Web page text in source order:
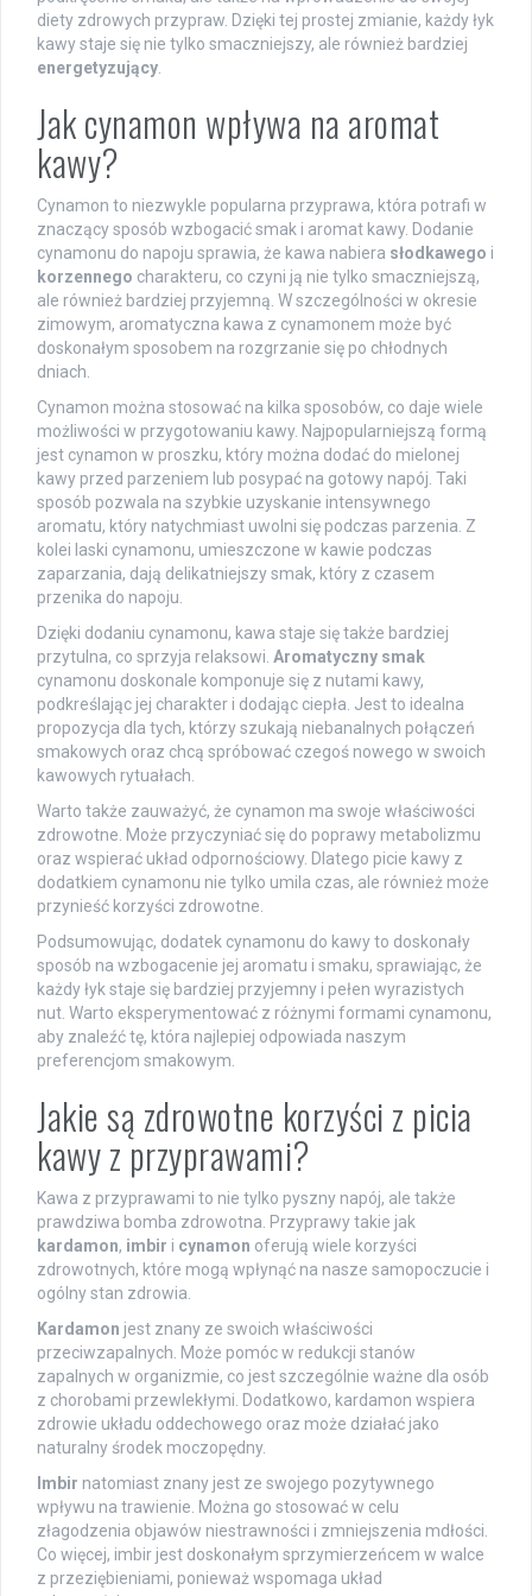
diety zdrowych przypraw. Dzięki tej prostej zmianie, każdy łyk
kawy staje się nie tylko smaczniejszy, ale również bardziej
energetyzujący
Jak cynamon wpływa na aromat
kawy?
Cynamon to niezwykle popularna przyprawa, która potrafi w
znaczący sposób wzbogacić smak i aromat kawy. Dodanie
cynamonu do napoju sprawia, że kawa nabiera słodkawego i
korzennego charakteru, co czyni ją nie tylko smaczniejszą,
ale również bardziej przyjemną. W szczególności w okresie
zimowym, aromatyczna kawa z cynamonem może być
doskonałym sposobem na rozgrzanie się po chłodnych
dniach.
Cynamon można stosować na kilka sposobów, co daje wiele
możliwości w przygotowaniu kawy. Najpopularniejszą formą
jest cynamon w proszku, który można dodać do mielonej
kawy przed parzeniem lub posypać na gotowy napój. Taki
sposób pozwala na szybkie uzyskanie intensywnego
aromatu, który natychmiast uwolni się podczas parzenia. Z
kolei laski cynamonu, umieszczone w kawie podczas
zaparzania, dają delikatniejszy smak, który z czasem
przenika do napoju.
Dzięki dodaniu cynamonu, kawa staje się także bardziej
przytulna, co sprzyja relaksowi. Aromatyczny smak
cynamonu doskonale komponuje się z nutami kawy,
podkreślając jej charakter i dodając ciepła. Jest to idealna
propozycja dla tych, którzy szukają niebanalnych połączeń
smakowych oraz chcą spróbować czegoś nowego w swoich
kawowych rytuałach.
Warto także zauważyć, że cynamon ma swoje właściwości
zdrowotne. Może przyczyniać się do poprawy metabolizmu
oraz wspierać układ odpornościowy. Dlatego picie kawy z
dodatkiem cynamonu nie tylko umila czas, ale również może
przynieść korzyści zdrowotne.
Podsumowując, dodatek cynamonu do kawy to doskonały
sposób na wzbogacenie jej aromatu i smaku, sprawiając, że
każdy łyk staje się bardziej przyjemny i pełen wyrazistych
nut. Warto eksperymentować z różnymi formami cynamonu,
aby znaleźć tę, która najlepiej odpowiada naszym
preferencjom smakowym.
Jakie są zdrowotne korzyści z picia
kawy z przyprawami?
Kawa z przyprawami to nie tylko pyszny napój, ale także
prawdziwa bomba zdrowotna. Przyprawy takie jak
kardamon, imbir i cynamon oferują wiele korzyści
zdrowotnych, które mogą wpłynąć na nasze samopoczucie i
ogólny stan zdrowia.
Kardamon jest znany ze swoich właściwości
przeciwzapalnych. Może pomóc w redukcji stanów
zapalnych w organizmie, co jest szczególnie ważne dla osób
z chorobami przewlekłymi. Dodatkowo, kardamon wspiera
zdrowie układu oddechowego oraz może działać jako
naturalny środek moczopędny.
Imbir natomiast znany jest ze swojego pozytywnego
wpływu na trawienie. Można go stosować w celu
złagodzenia objawów niestrawności i zmniejszenia mdłości.
Co więcej, imbir jest doskonałym sprzymierzeńcem w walce
z przeziębieniami, ponieważ wspomaga układ